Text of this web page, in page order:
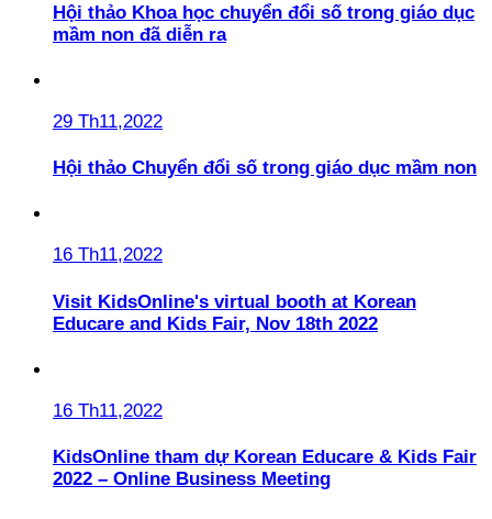
Hội thảo Khoa học chuyển đổi số trong giáo dục
mầm non đã diễn ra
29 Th11,2022
Hội thảo Chuyển đổi số trong giáo dục mầm non
16 Th11,2022
Visit KidsOnline's virtual booth at Korean
Educare and Kids Fair, Nov 18th 2022
16 Th11,2022
KidsOnline tham dự Korean Educare & Kids Fair
2022 – Online Business Meeting